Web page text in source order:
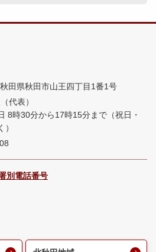
田県秋田市山王四丁目1番1号
代表）
8時30分から17時15分まで （祝日・
別電話番号